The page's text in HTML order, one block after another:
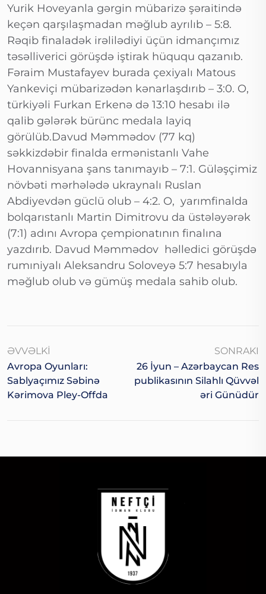
Yurik Hoveyanla gərgin mübarizə şəraitində
keçən qarşılaşmadan məğlub ayrılıb – 5:8.
Rəqib finaladək irəlilədiyi üçün idmançımız
təsəlliverici görüşdə iştirak hüququ qazanıb.
Fəraim Mustafayev burada çexiyalı Matous
Yankeviçi mübarizədən kənarlaşdırıb – 3:0. O,
türkiyəli Furkan Erkenə də 13:10 hesabı ilə
qalib gələrək bürünc medala layiq
görülüb.Davud Məmmədov (77 kq)
səkkizdəbir finalda ermənistanlı Vahe
Hovannisyana şans tanımayıb – 7:1. Güləşçimiz
növbəti mərhələdə ukraynalı Ruslan
Abdiyevdən güclü olub – 4:2. O, yarımfinalda
bolqarıstanlı Martin Dimitrovu da üstələyərək
(7:1) adını Avropa çempionatının finalına
yazdırıb. Davud Məmmədov həlledici görüşdə
rumıniyalı Aleksandru Soloveyə 5:7 hesabıyla
məğlub olub və gümüş medala sahib olub.
ƏVVƏLKI
Avropa Oyunları:
Sablyaçımız Səbinə
Kərimova Pley-Offda
SONRAKI
26 İyun – Azərbaycan Res
Publikasının Silahlı Qüvvəl
Əri Günüdür